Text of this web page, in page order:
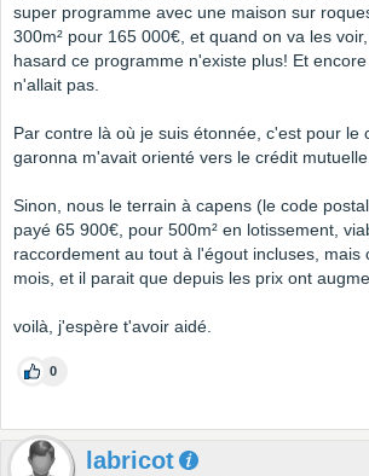
super programme avec une maison sur
300m² pour 165 000€, et quand on va les
hasard ce programme n'existe plus! Et
n'allait pas.
Par contre là où je suis étonnée, c'est pour le
garonna m'avait orienté vers le crédit
Sinon, nous le terrain à capens (le code
payé 65 900€, pour 500m² en lotissement,
raccordement au tout à l'égout incluses, mais
mois, et il parait que depuis les prix ont
voilà, j'espère t'avoir aidé.
0
labricot